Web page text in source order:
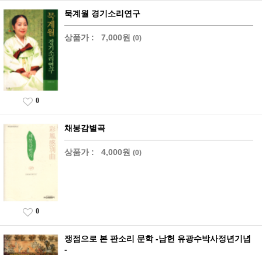
묵계월 경기소리연구
상품가 : 7,000원 (0)
0
채봉감별곡
상품가 : 4,000원 (0)
0
쟁점으로 본 판소리 문학 -남헌 유광수박사정년기념
-